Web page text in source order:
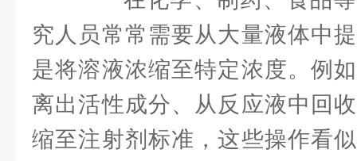
究人员常常需要从大量液体中
是将溶液浓缩至特定浓度。例
离出活性成分、从反应液中回
缩至注射剂标准，这些操作看